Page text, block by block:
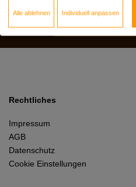
Rechtliches
Impressum
AGB
Datenschutz
Cookie Einstellungen
Alle ablehnen Individuell anpassen